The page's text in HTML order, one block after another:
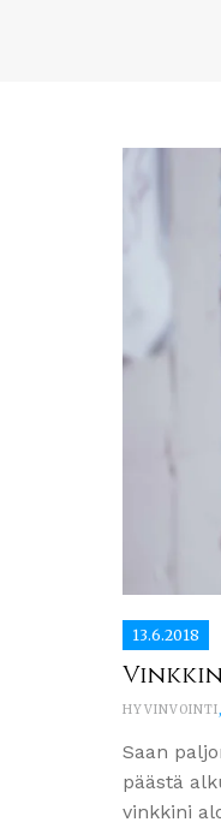
13.6.2018
HYVINVOINTI,
Saan
päästä
vinkkini